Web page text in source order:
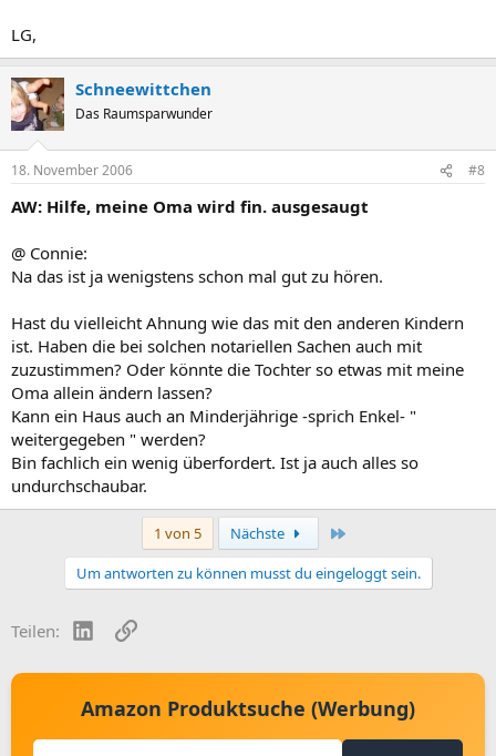
LG,
Schneewittchen
Das Raumsparwunder
18. November 2006 #8
AW: Hilfe, meine Oma wird fin. ausgesaugt
@ Connie:
Na das ist ja wenigstens schon mal gut zu hören.
Hast du vielleicht Ahnung wie das mit den anderen Kindern
ist. Haben die bei solchen notariellen Sachen auch mit
zuzustimmen? Oder könnte die Tochter so etwas mit meine
Oma allein ändern lassen?
Kann ein Haus auch an Minderjährige -sprich Enkel- "
weitergegeben " werden?
Bin fachlich ein wenig überfordert. Ist ja auch alles so
undurchschaubar.
1 von 5 Nächste
Um antworten zu können musst du eingeloggt sein.
Teilen: LinkedInLink
Amazon Produktsuche (Werbung)